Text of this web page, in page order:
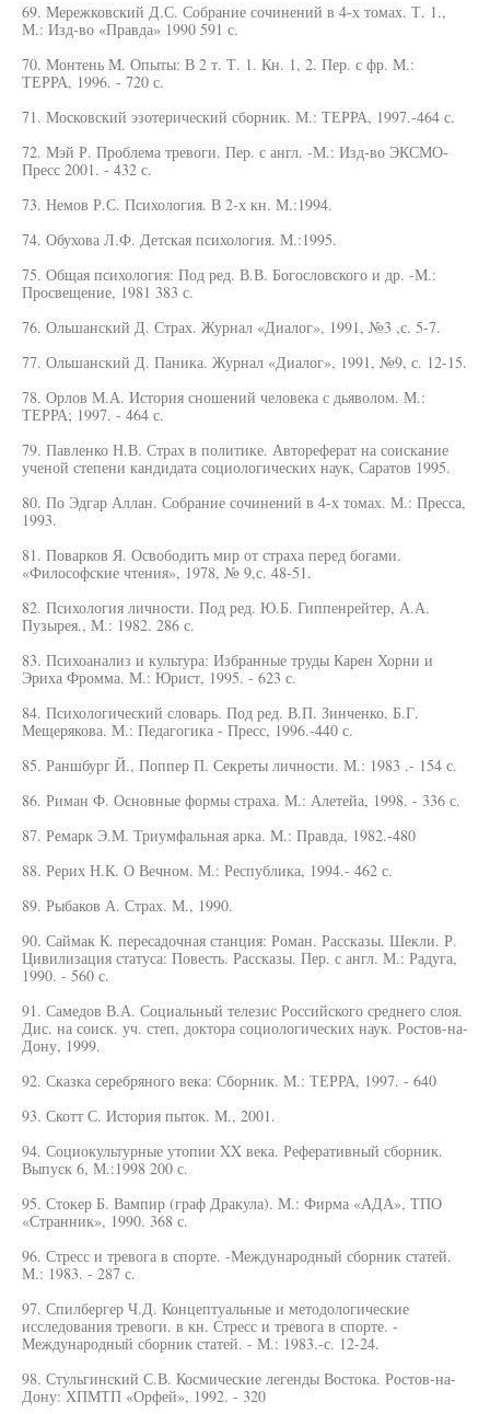
69. Мережковский Д.С. Собрание сочинений в 4-х томах. Т. 1.,
М.: Изд-во «Правда» 1990 591 с.
70. Монтень М. Опыты: В 2 т. Т. 1. Кн. 1, 2. Пер. с фр. М.:
ТЕРРА, 1996. - 720 с.
71. Московский эзотерический сборник. М.: ТЕРРА, 1997.-464 с.
72. Мэй Р. Проблема тревоги. Пер. с англ. -М.: Изд-во ЭКСМО-
Пресс 2001. - 432 с.
73. Немов Р.С. Психология. В 2-х кн. М.:1994.
74. Обухова Л.Ф. Детская психология. М.:1995.
75. Общая психология: Под ред. В.В. Богословского и др. -М.:
Просвещение, 1981 383 с.
76. Ольшанский Д. Страх. Журнал «Диалог», 1991, №3 ,с. 5-7.
77. Ольшанский Д. Паника. Журнал «Диалог», 1991, №9, с. 12-15.
78. Орлов М.А. История сношений человека с дьяволом. М.:
ТЕРРА; 1997. - 464 с.
79. Павленко Н.В. Страх в политике. Автореферат на соискание
ученой степени кандидата социологических наук, Саратов 1995.
80. По Эдгар Аллан. Собрание сочинений в 4-х томах. М.: Пресса,
1993.
81. Поварков Я. Освободить мир от страха перед богами.
«Философские чтения», 1978, № 9,с. 48-51.
82. Психология личности. Под ред. Ю.Б. Гиппенрейтер, А.А.
Пузырея., М.: 1982. 286 с.
83. Психоанализ и культура: Избранные труды Карен Хорни и
Эриха Фромма. М.: Юрист, 1995. - 623 с.
84. Психологический словарь. Под ред. В.П. Зинченко, Б.Г.
Мещерякова. М.: Педагогика - Пресс, 1996.-440 с.
85. Раншбург Й., Поппер П. Секреты личности. М.: 1983 .- 154 с.
86. Риман Ф. Основные формы страха. М.: Алетейа, 1998. - 336 с.
87. Ремарк Э.М. Триумфальная арка. М.: Правда, 1982.-480
88. Рерих Н.К. О Вечном. М.: Республика, 1994.- 462 с.
89. Рыбаков А. Страх. М., 1990.
90. Саймак К. пересадочная станция: Роман. Рассказы. Шекли. Р.
Цивилизация статуса: Повесть. Рассказы. Пер. с англ. М.: Радуга,
1990. - 560 с.
91. Самедов В.А. Социальный телезис Российского среднего слоя.
Дис. на соиск. уч. степ, доктора социологических наук. Ростов-на-
Дону, 1999.
92. Сказка серебряного века: Сборник. М.: ТЕРРА, 1997. - 640
93. Скотт С. История пыток. М., 2001.
94. Социокультурные утопии XX века. Реферативный сборник.
Выпуск 6, М.:1998 200 с.
95. Стокер Б. Вампир (граф Дракула). М.: Фирма «АДА», ТПО
«Странник», 1990. 368 с.
96. Стресс и тревога в спорте. -Международный сборник статей.
М.: 1983. - 287 с.
97. Спилбергер Ч.Д. Концептуальные и методологические
исследования тревоги. в кн. Стресс и тревога в спорте. -
Международный сборник статей. - М.: 1983.-с. 12-24.
98. Стульгинский С.В. Космические легенды Востока. Ростов-на-
Дону: ХПМТП «Орфей», 1992. - 320